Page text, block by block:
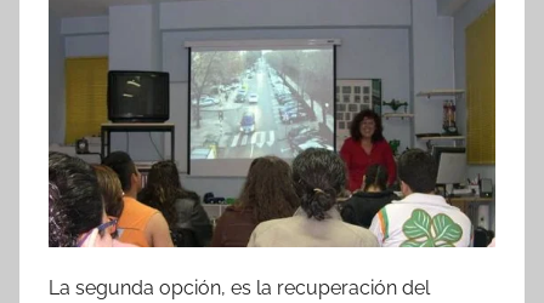
La segunda opción, es la recuperación del